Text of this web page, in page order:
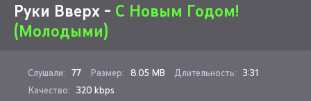
Руки Вверх - С Новым Годом!
(Молодыми)
Слушали: 77 Размер: 8.05 MB Длительность: 3:31
Качество: 320 kbps